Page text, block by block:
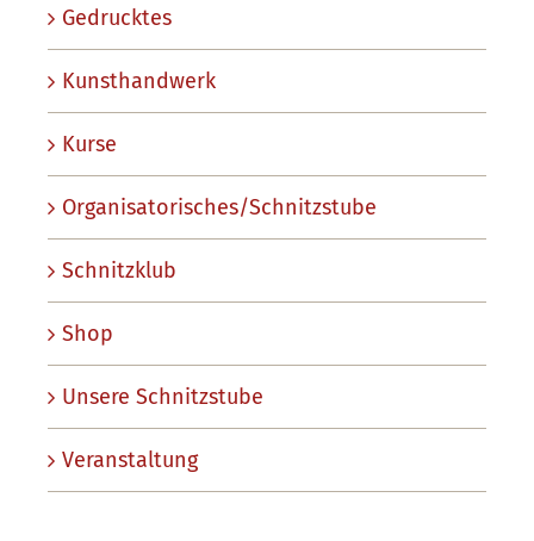
Gedrucktes
Kunsthandwerk
Kurse
Organisatorisches/Schnitzstube
Schnitzklub
Shop
Unsere Schnitzstube
Veranstaltung